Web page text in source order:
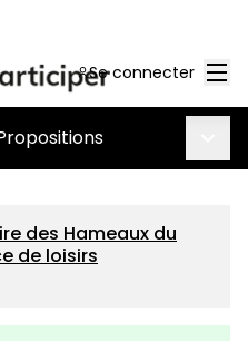
Se connecter
des Hameaux du
de loisirs